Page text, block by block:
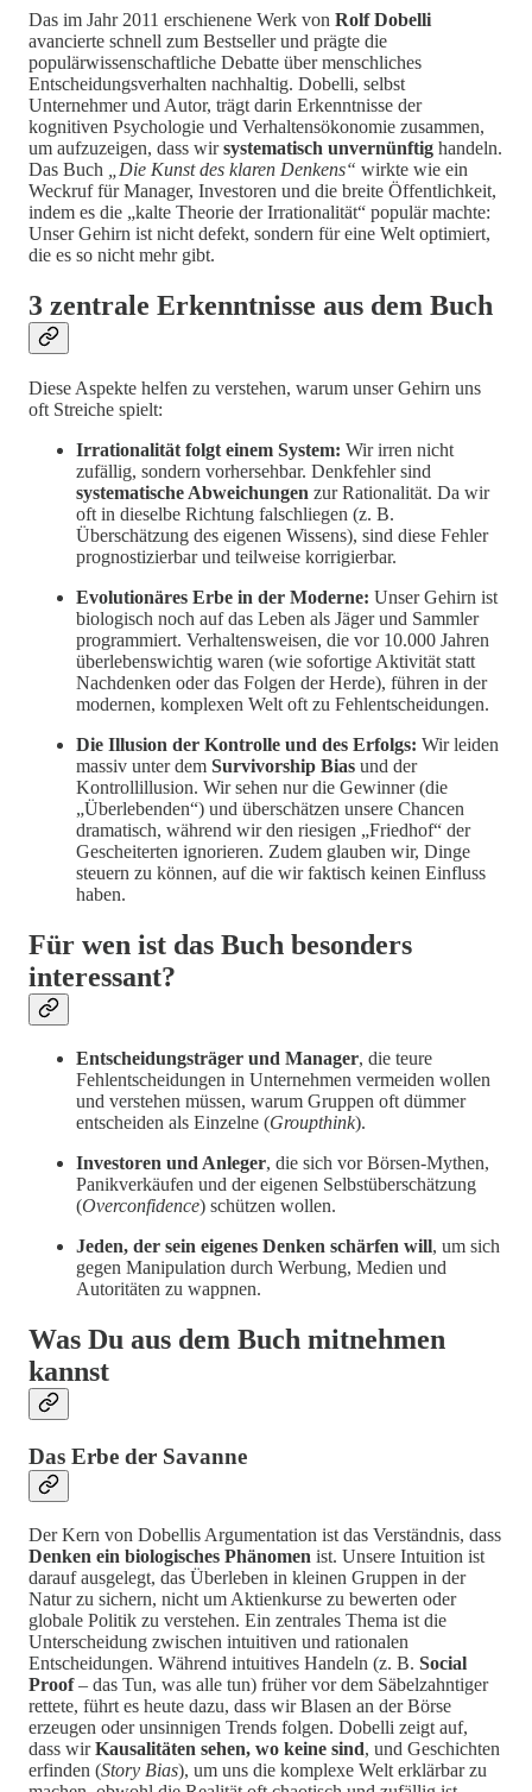
Das im Jahr 2011 erschienene Werk von Rolf Dobelli
avancierte schnell zum Bestseller und prägte die
populärwissenschaftliche Debatte über menschliches
Entscheidungsverhalten nachhaltig. Dobelli, selbst
Unternehmer und Autor, trägt darin Erkenntnisse der
kognitiven Psychologie und Verhaltensökonomie zusammen,
um aufzuzeigen, dass wirsystematisch unvernünftig handeln.
Das Buch
„Die Kunst des klaren Denkens“ wirkte wie ein
Weckruf für Manager, Investoren und die breite Öffentlichkeit,
indem es die „kalte Theorie der Irrationalität“ populär machte:
Unser Gehirn ist nicht defekt, sondern für eine Welt optimiert,
die es so nicht mehr gibt.
3 zentrale Erkenntnisse aus dem Buch
Diese Aspekte helfen zu verstehen, warum unser Gehirn uns
oft Streiche spielt:
Irrationalität folgt einem System: Wir irren nicht
zufällig, sondern vorhersehbar. Denkfehler sind
systematische Abweichungen zur Rationalität. Da wir
oft in dieselbe Richtung falschliegen (z. B.
Überschätzung des eigenen Wissens), sind diese Fehler
prognostizierbar und teilweise korrigierbar.
Evolutionäres Erbe in der Moderne: Unser Gehirn ist
biologisch noch auf das Leben als Jäger und Sammler
programmiert. Verhaltensweisen, die vor 10.000 Jahren
überlebenswichtig waren (wie sofortige Aktivität statt
Nachdenken oder das Folgen der Herde), führen in der
modernen, komplexen Welt oft zu Fehlentscheidungen.
Die Illusion der Kontrolle und des Erfolgs: Wir leiden
massiv unter dem Survivorship Bias und der
Kontrollillusion. Wir sehen nur die Gewinner (die
„Überlebenden“) und überschätzen unsere Chancen
dramatisch, während wir den riesigen „Friedhof“ der
Gescheiterten ignorieren. Zudem glauben wir, Dinge
steuern zu können, auf die wir faktisch keinen Einfluss
haben.
Für wen ist das Buch besonders
interessant?
Entscheidungsträger und Manager, die teure
Fehlentscheidungen in Unternehmen vermeiden wollen
und verstehen müssen, warum Gruppen oft dümmer
entscheiden als Einzelne (Groupthink).
Investoren und Anleger, die sich vor Börsen-Mythen,
Panikverkäufen und der eigenen Selbstüberschätzung
(Overconfidence) schützen wollen.
Jeden, der sein eigenes Denken schärfen will, um sich
gegen Manipulation durch Werbung, Medien und
Autoritäten zu wappnen.
Was Du aus dem Buch mitnehmen
kannst
Das Erbe der Savanne
Der Kern von Dobellis Argumentation ist das Verständnis, dass
Denken ein biologisches Phänomen ist. Unsere Intuition ist
darauf ausgelegt, das Überleben in kleinen Gruppen in der
Natur zu sichern, nicht um Aktienkurse zu bewerten oder
globale Politik zu verstehen. Ein zentrales Thema ist die
Unterscheidung zwischen intuitiven und rationalen
Entscheidungen. Während intuitives Handeln (z. B. Social
Proof– das Tun, was alle tun) früher vor dem Säbelzahntiger
rettete, führt es heute dazu, dass wir Blasen an der Börse
erzeugen oder unsinnigen Trends folgen. Dobelli zeigt auf,
dass wirKausalitäten sehen, wo keine sind, und Geschichten
erfinden (Story Bias), um uns die komplexe Welt erklärbar zu